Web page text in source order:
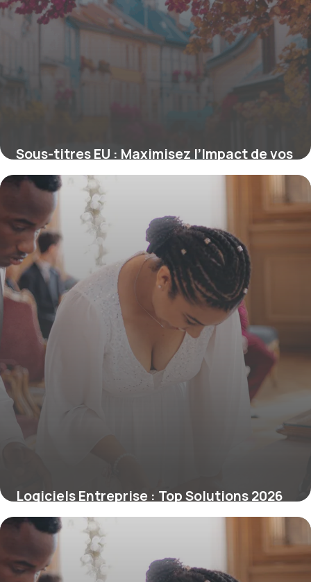
Sous-titres EU : Maximisez l’Impact de vos
Titres pour le SEO Européen
Logiciels Entreprise : Top Solutions 2026
12 juin 2026